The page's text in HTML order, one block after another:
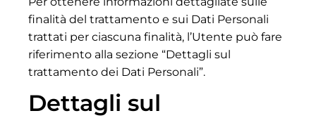
finalità del trattamento e sui Dati Personali
trattati per ciascuna finalità, l’Utente può fare
riferimento alla sezione “Dettagli sul
trattamento dei Dati Personali”.
Dettagli sul